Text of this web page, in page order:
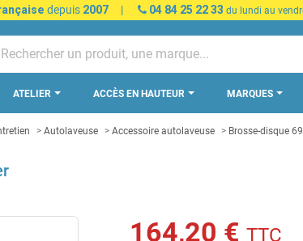
depuis 2007 | 04 84 25 22 33 du lundi au
ATELIER ACCÈS EN HAUTEUR MARQUES
Autolaveuse Accessoire autolaveuse Brosse-disque
164,20 € TTC